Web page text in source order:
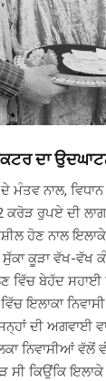
ਦਾ
ਨਾਲ,
ਕਰੋੜ ਰੁਪਏ ਦੀ
ਹੋਣ ਨਾਲ
ਕੂੜਾ ਵੱਖ-
ਵਿੱਚ ਬੇਹੱਦ
ਇਲਾਕਾ
ਦੀ
ਵੱਲੋਂ
ਸੀ ਕਿਉਂਕਿ